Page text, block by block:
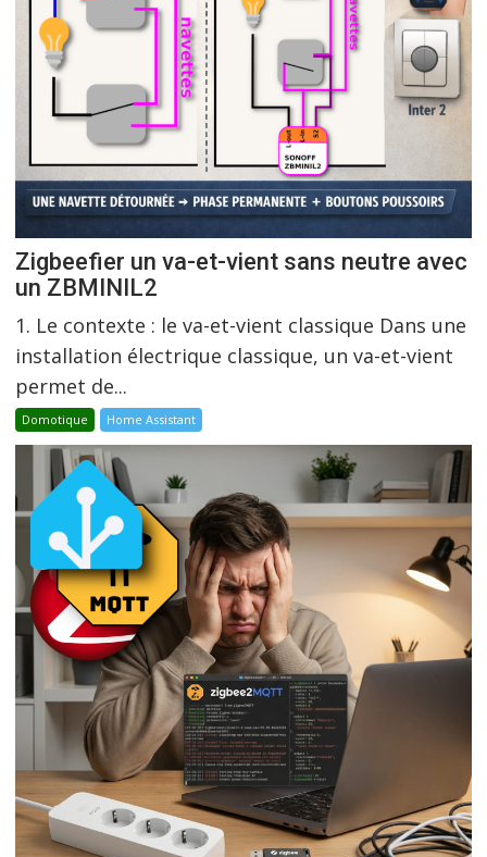
Zigbeefier un va-et-vient sans neutre avec
un ZBMINIL2
1. Le contexte : le va-et-vient classique Dans une
installation électrique classique, un va-et-vient
permet de...
Domotique Home Assistant